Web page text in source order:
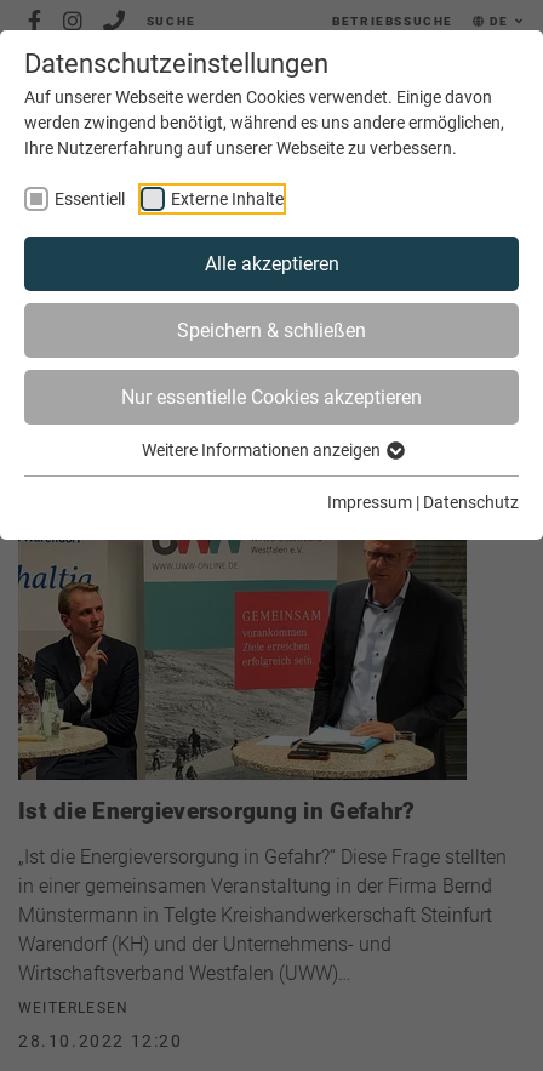
Datenschutzeinstellungen
Auf unserer Webseite werden Cookies verwendet. Einige davon
werden zwingend benötigt, während es uns andere ermöglichen,
Ihre Nutzererfahrung auf unserer Webseite zu verbessern.
Essentiell Externe Inhalte
Alle akzeptieren
Speichern & schließen
Nur essentielle Cookies akzeptieren
Weitere Informationen anzeigen
Impressum | Datenschutz
SUCHE BETRIEBSSUCHE DE
MENÜ
AKTUELLES ARCHIV
Archiv Oktober 2022
Ist die Energieversorgung in Gefahr?
„Ist die Energieversorgung in Gefahr?“ Diese Frage stellten
in einer gemeinsamen Veranstaltung in der Firma Bernd
Münstermann in Telgte Kreishandwerkerschaft Steinfurt
Warendorf (KH) und der Unternehmens- und
Wirtschaftsverband Westfalen (UWW)…
WEITERLESEN
28.10.2022 12:20